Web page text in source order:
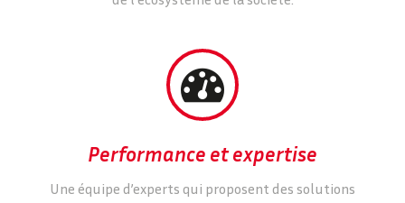


Performance et expertise
Une équipe d’experts qui proposent des solutions